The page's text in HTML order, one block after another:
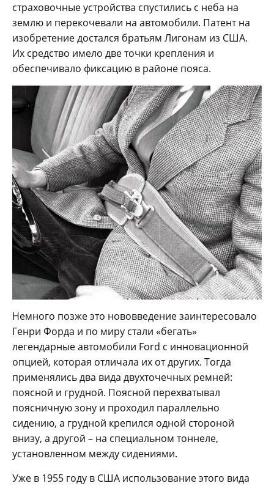
страховочные устройства спустились с неба на
землю и перекочевали на автомобили. Патент на
изобретение достался братьям Лигонам из США.
Их средство имело две точки крепления и
обеспечивало фиксацию в районе пояса.
Немного позже это нововведение заинтересовало
Генри Форда и по миру стали «бегать»
легендарные автомобили Ford с инновационной
опцией, которая отличала их от других. Тогда
применялись два вида двухточечных ремней:
поясной и грудной. Поясной перехватывал
поясничную зону и проходил параллельно
сидению, а грудной крепился одной стороной
внизу, а другой – на специальном тоннеле,
установленном между сидениями.
Уже в 1955 году в США использование этого вида